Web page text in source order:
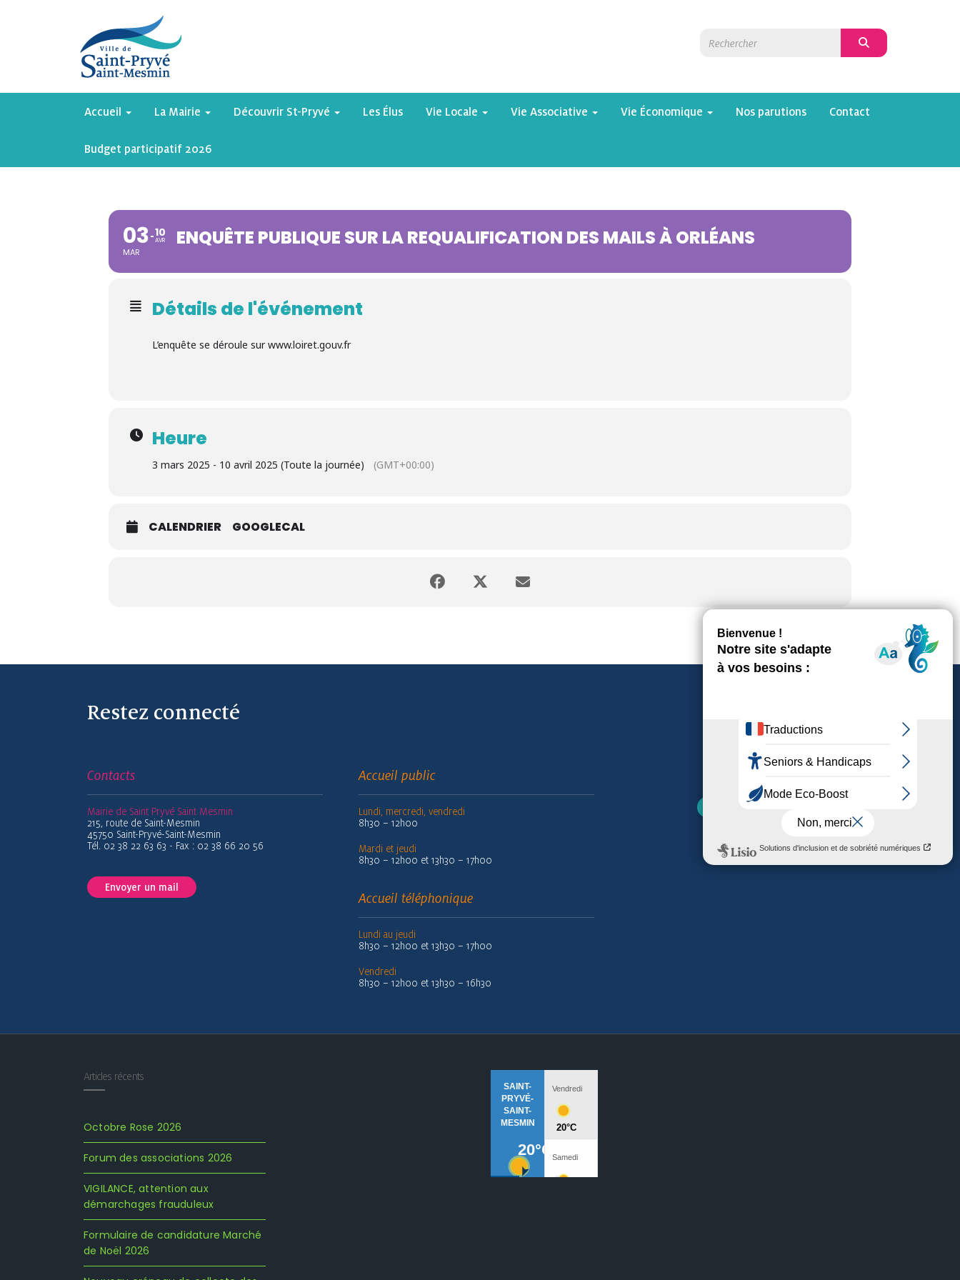
Accueil La Mairie Découvrir St-Pryvé Les Élus Vie Locale Vie Associative Vie Économique Nos parutions Contact
Budget participatif 2026
03
MAR
10
AVR ENQUÊTE PUBLIQUE SUR LA REQUALIFICATION DES MAILS À ORLÉANS
Détails de l'événement
L’enquête se déroule sur www.loiret.gouv.fr
Heure
3 mars 2025 - 10 avril 2025 (Toute la journée) (GMT+00:00)
CALENDRIER GOOGLECAL
Restez connecté
Contacts
Mairie de Saint Pryvé Saint Mesmin
215, route de Saint-Mesmin
45750 Saint-Pryvé-Saint-Mesmin
Tél. 02 38 22 63 63 - Fax : 02 38 66 20 56
Envoyer un mail
Accueil public
Lundi, mercredi, vendredi
8h30 – 12h00
Mardi et jeudi
8h30 – 12h00 et 13h30 – 17h00
Accueil téléphonique
Lundi au jeudi
8h30 – 12h00 et 13h30 – 17h00
Vendredi
8h30 – 12h00 et 13h30 – 16h30
Articles récents
Octobre Rose 2026
Forum des associations 2026
VIGILANCE, attention aux
démarchages frauduleux
Formulaire de candidature Marché
de Noël 2026